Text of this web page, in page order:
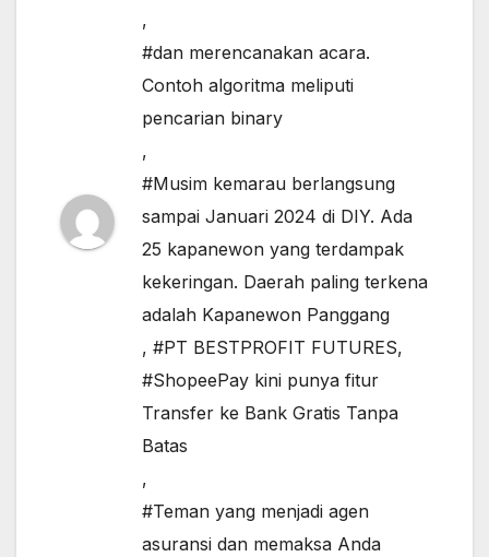
,
#dan merencanakan acara.
Contoh algoritma meliputi
pencarian binary
,
#Musim kemarau berlangsung
sampai Januari 2024 di DIY. Ada
25 kapanewon yang terdampak
kekeringan. Daerah paling terkena
adalah Kapanewon Panggang
, #PT BESTPROFIT FUTURES,
#ShopeePay kini punya fitur
Transfer ke Bank Gratis Tanpa
Batas
,
#Teman yang menjadi agen
asuransi dan memaksa Anda